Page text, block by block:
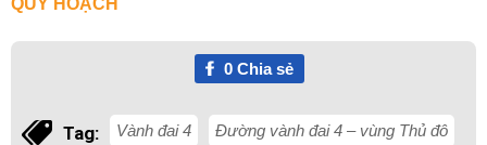
QUY HOẠCH
0Chia sẻ
Tag: Vành đai 4 Đường vành đai 4 – vùng Thủ đô